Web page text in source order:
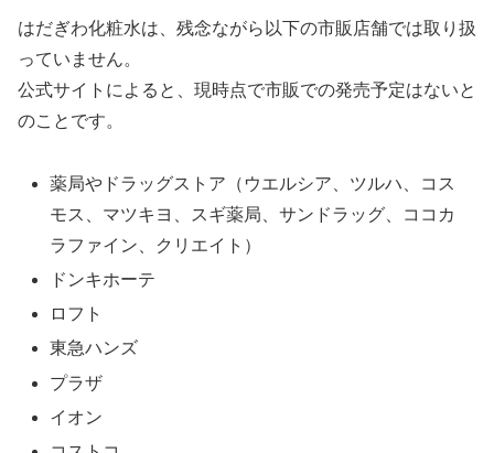
はだぎわ化粧水は、残念ながら以下の市販店舗では取り扱
っていません。
公式サイトによると、現時点で市販での発売予定はないと
のことです。
薬局やドラッグストア（ウエルシア、ツルハ、コス
モス、マツキヨ、スギ薬局、サンドラッグ、ココカ
ラファイン、クリエイト）
ドンキホーテ
ロフト
東急ハンズ
プラザ
イオン